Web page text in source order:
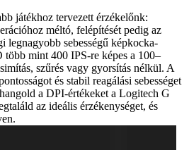
játékhoz tervezett érzékelőnk:
méltó, felépítését pedig az
legnagyobb sebességű képkocka-
mint 400 IPS-re képes a 100–
szűrés vagy gyorsítás nélkül. A
és stabil reagálási sebességet
a DPI-értékeket a Logitech G
az ideális érzékenységet, és